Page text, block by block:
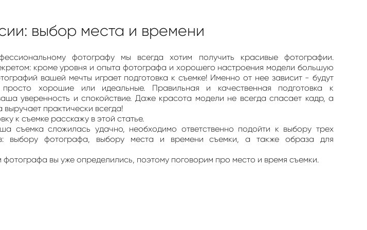
выбор места и времени
фотографу мы всегда хотим получить красивые фотографии.
кроме уровня и опыта фотографа и хорошего настроения модели большую
вашей мечты играет подготовка к съемке! Именно от нее зависит - будут
хорошие или идеальные. Правильная и качественная подготовка к
уверенность и спокойствие. Даже красота модели не всегда спасает кадр, а
практически всегда!
к съемке расскажу в этой статье.
съемка сложилась удачно, необходимо ответственно подойти к выбору трех
выбору фотографа, выбору места и времени съемки, а также образа для
вы уже определились, поэтому поговорим про место и время съемки.